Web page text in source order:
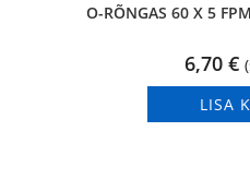
O-RÕNGAS 60 X 5
6,70 €
LISA